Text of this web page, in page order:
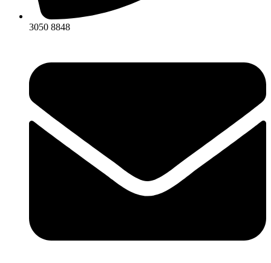
3050 8848